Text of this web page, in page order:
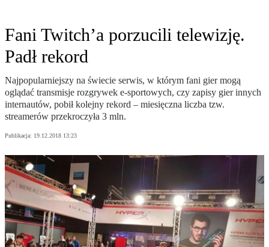
Fani Twitch’a porzucili telewizję.
Padł rekord
Najpopularniejszy na świecie serwis, w którym fani gier mogą
oglądać transmisje rozgrywek e-sportowych, czy zapisy gier innych
internautów, pobił kolejny rekord – miesięczna liczba tzw.
streamerów przekroczyła 3 mln.
Publikacja: 19.12.2018 13:23